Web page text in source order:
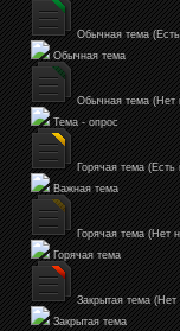
Обычная тема
Обычная тема
Обычная тема (Нет
Тема - опрос
Горячая тема
Важная тема
Горячая тема (Нет
Горячая тема
Закрытая тема
Закрытая тема